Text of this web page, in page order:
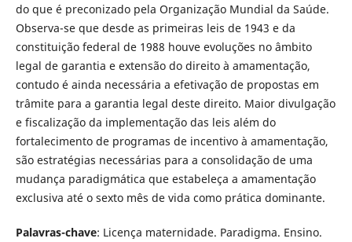
do que é preconizado pela Organização Mundial da Saúde.
Observa-se que desde as primeiras leis de 1943 e da
constituição federal de 1988 houve evoluções no âmbito
legal de garantia e extensão do direito à amamentação,
contudo é ainda necessária a efetivação de propostas em
trâmite para a garantia legal deste direito. Maior divulgação
e fiscalização da implementação das leis além do
fortalecimento de programas de incentivo à amamentação,
são estratégias necessárias para a consolidação de uma
mudança paradigmática que estabeleça a amamentação
exclusiva até o sexto mês de vida como prática dominante.
Palavras-chave: Licença maternidade. Paradigma. Ensino.